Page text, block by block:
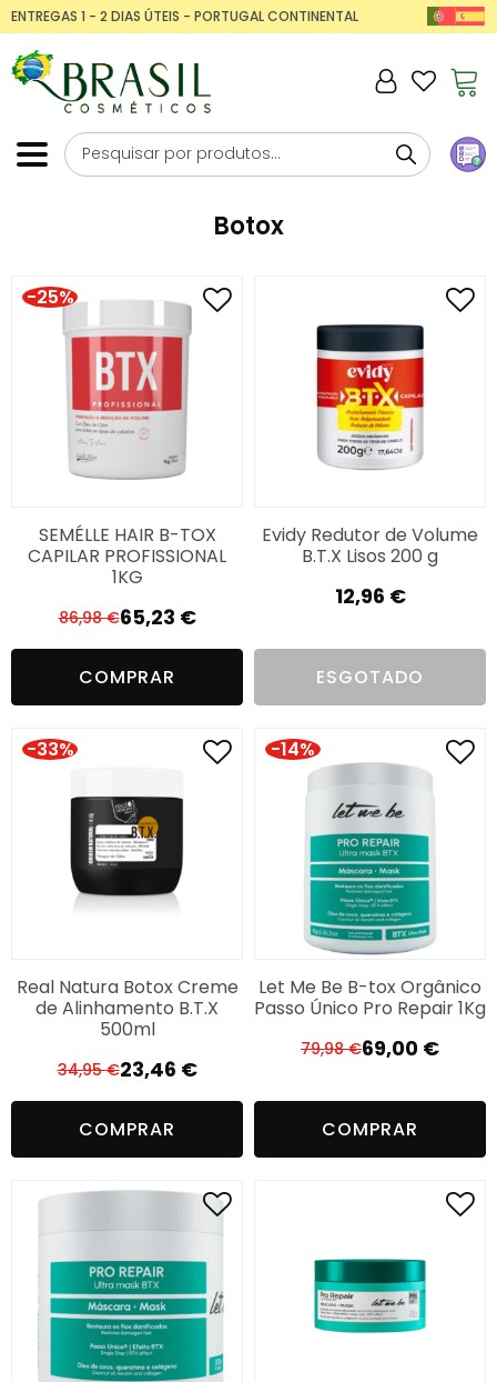
ENTREGAS 1 - 2 DIAS ÚTEIS - PORTUGAL CONTINENTAL
Botox
-25%
SEMÉLLE HAIR B-TOX
CAPILAR PROFISSIONAL
1KG
86,98€ O
preço
original
era:
65,23 €
O
preço
atual
é:
COMPRAR
Evidy Redutor de Volume
B.T.X Lisos 200 g
12,96 €
ESGOTADO
-33%
Real Natura Botox Creme
de Alinhamento B.T.X
500ml
34,95€ O
preço
original
era:
34,95 €.
23,46 €
O
preço
atual
é:
23,46 €.
COMPRAR
-14%
Let Me Be B-tox Orgânico
Passo Único Pro Repair 1Kg
79,98€ O
era:
69,00 €
O
é:
COMPRAR